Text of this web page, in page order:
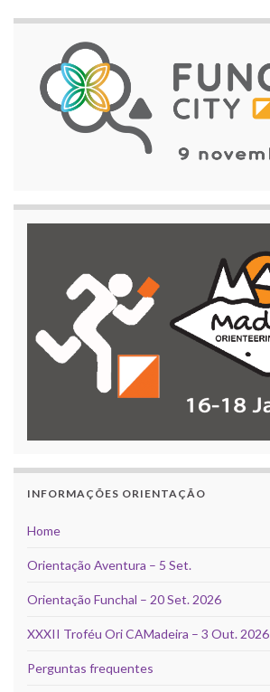
INFORMAÇÕES ORIENTAÇÃO
Home
Orientação Aventura – 5 Set.
Orientação Funchal – 20 Set. 2026
XXXII Troféu Ori CAMadeira – 3 Out. 2026
Perguntas frequentes